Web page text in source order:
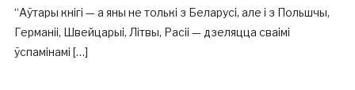
“Аўтары кнігі — а яны не толькі з Беларусі, але і з Польшчы,
Германіі, Швейцарыі, Літвы, Расіі — дзеляцца сваімі
ўспамінамі […]